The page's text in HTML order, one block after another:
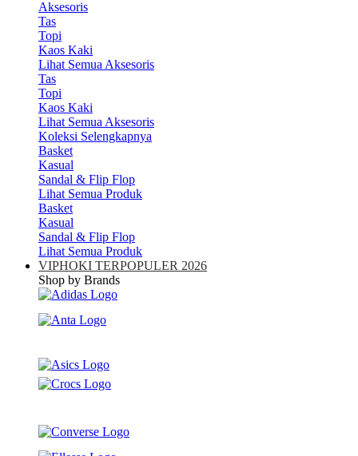
Aksesoris
Tas
Topi
Kaos Kaki
Lihat Semua Aksesoris
Tas
Topi
Kaos Kaki
Lihat Semua Aksesoris
Koleksi Selengkapnya
Basket
Kasual
Sandal & Flip Flop
Lihat Semua Produk
Basket
Kasual
Sandal & Flip Flop
Lihat Semua Produk
VIPHOKI TERPOPULER 2026
Shop by Brands